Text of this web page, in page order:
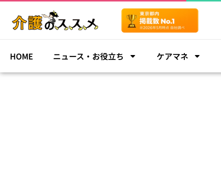
HOME ニュース・お役立ち ケアマネ